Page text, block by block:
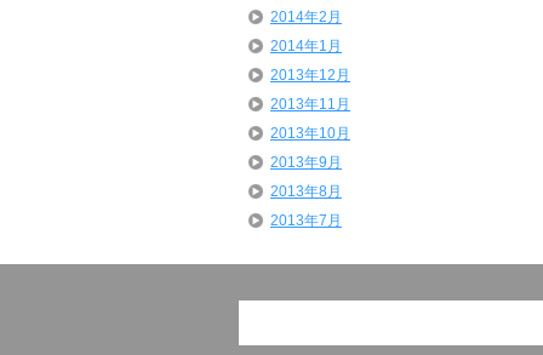
2014年2月
2014年1月
2013年12月
2013年11月
2013年10月
2013年9月
2013年8月
2013年7月